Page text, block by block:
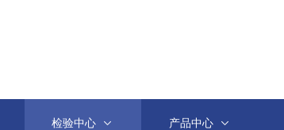
检验中心 产品中心